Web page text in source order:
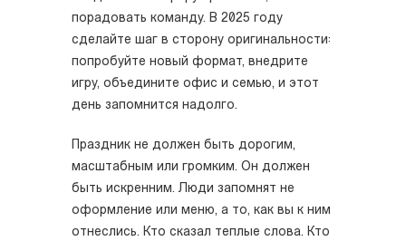
порадовать команду. В 2025 году
сделайте шаг в сторону оригинальности:
попробуйте новый формат, внедрите
игру, объедините офис и семью, и этот
день запомнится надолго.
Праздник не должен быть дорогим,
масштабным или громким. Он должен
быть искренним. Люди запомнят не
оформление или меню, а то, как вы к ним
отнеслись. Кто сказал теплые слова. Кто